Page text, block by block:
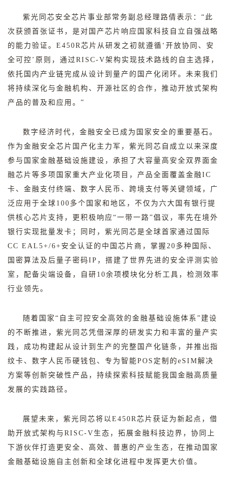
紫光同芯安全芯片事业部常务副总经理路倩表示： “ 此
次获颁首张证书，是对国产芯片响应国家科技自立自强战略
的能力验证。 E450R芯片从研发之初就遵循 ‘ 开放协同、安
全可控 ’ 原则，通过 RISC-V架构实现技术路线的自主选择，
依托国内产业链完成从设计到量产的国产化闭环。未来我们
将持续深化与金融机构、开源社区的合作，推动开放式架构
产品的普及和应用。 ”
数字经济时代，金融安全已成为国家安全的重要基石。
作为金融安全芯片国产化主力军，紫光同芯自成立以来深度
参与国家金融基础设施建设，承担了大容量高安全双界面金
融芯片等多项国家重大产业化项目，产品全面覆盖金融 IC
卡、金融支付终端、数字人民币、跨境支付等关键领域，广
泛应用于全球 100 多个国家和地区，不仅为六大国有银行提
供核心芯片支持，更积极响应“一带一路”倡议，率先在境外
银行实现批量发卡；同时，紫光同芯是全球首家 通过国际
CC EAL5+/6+ 安全认证的中国芯片商， 掌握 20 多种国际、
国密算法及后量子密码IP ，搭建了世界先进的安全评测实验
室，配备尖端设备，自研 10余项模块化分析工具，检测效率
行业领先。
随着国家“自主可控安全高效的金融基础设施体系”建设
的不断推进，紫光同芯凭借深厚的研发实力和丰富的量产实
践，成功构建起从设计到生产的完整国产化链条，并推出指
纹卡、数字人民币硬钱包、专为智能POS 定制的 eSIM解决
方案等创新突破性产品，持续探索科技赋能我国金融高质量
发展的实践路径。
展望未来，紫光同芯将以 E450R芯片获证为新起点，借
助开放式架构与 RISC-V 生态，拓展金融科技边界，协同上
下游伙伴打造更安全、高效、普惠的产业生态，在推动国家
金融基础设施自主创新和全球化进程中发挥更大价值。